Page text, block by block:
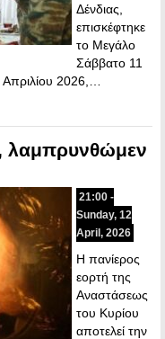
Δένδιας,
επισκέφτηκε
το Μεγάλο
Σάββατο 11
2026,…
λαμπρυνθώμεν
21:00 -
Sunday, 12
April, 2026
Η πανίερος
εορτή της
Αναστάσεως
του Κυρίου
αποτελεί την